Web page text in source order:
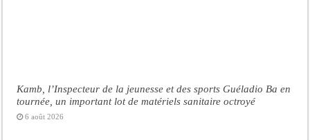
Kamb, l’Inspecteur de la jeunesse et des sports Guéladio Ba en
tournée, un important lot de matériels sanitaire octroyé
6 août 2026